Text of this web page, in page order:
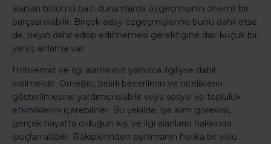
alanları bölümü bazı durumlarda özgeçmişinin önemli bir
parçası olabilir. Birçok aday özgeçmişlerine bunu dahil etse
de, neyin dahil edilip edilmemesi gerektiğine dair küçük bir
yanlış anlama var.
Hobileriniz ve ilgi alanlarınız yalnızca ilgiliyse dahil
edilmelidir. Örneğin, belirli becerilerin ve niteliklerin
gösterilmesine yardımcı olabilir veya sosyal ve topluluk
etkinliklerini içerebilirler. Bu şekilde, işe alım görevlisi,
gerçek hayatta olduğun kişi ve ilgi alanların hakkında
ipuçları alabilir. Rakiplerinden sıyrılmanın harika bir yolu